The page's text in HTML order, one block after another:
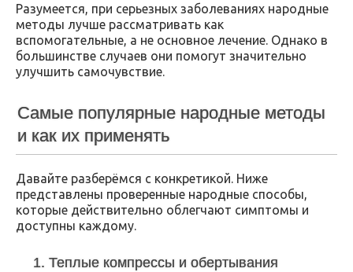
Разумеется, при серьезных заболеваниях народные
методы лучше рассматривать как
вспомогательные, а не основное лечение. Однако в
большинстве случаев они помогут значительно
улучшить самочувствие.
Самые популярные народные методы
и как их применять
Давайте разберёмся с конкретикой. Ниже
представлены проверенные народные способы,
которые действительно облегчают симптомы и
доступны каждому.
1. Теплые компрессы и обертывания